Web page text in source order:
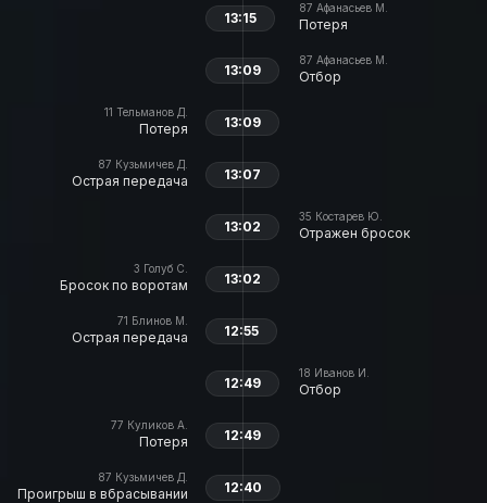
87 Афанасьев М.
Потеря
13:15
87 Афанасьев М.
Отбор
13:09
11 Тельманов Д.
Потеря 13:09
87 Кузьмичев Д.
Острая передача 13:07
35 Костарев Ю.
Отражен бросок
13:02
3 Голуб С.
Бросок по воротам 13:02
71 Блинов М.
Острая передача 12:55
18 Иванов И.
Отбор
12:49
77 Куликов А.
Потеря 12:49
87 Кузьмичев Д.
Проигрыш в вбрасывании 12:40